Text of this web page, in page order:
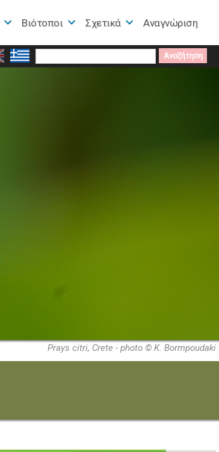
Βιότοποι Σχετικά Αναγνώριση
Search
Prays citri, Crete - photo © Κ. Bormpoudaki